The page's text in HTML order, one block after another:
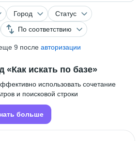
Город
Статус
По соответствию
9 после авторизации
«Как искать по базе»
использовать сочетание
и поисковой строки
больше